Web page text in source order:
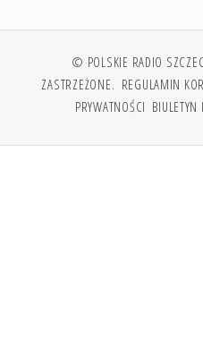
© POLSKIE RADIO
ZASTRZEŻONE. REGULAMIN
PRYWATNOŚCI